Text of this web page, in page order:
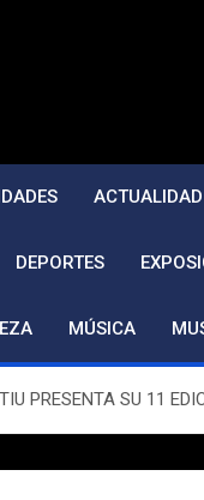
ACTUALIDAD
DEPORTES
MÚSICA
PRESENTA SU 11